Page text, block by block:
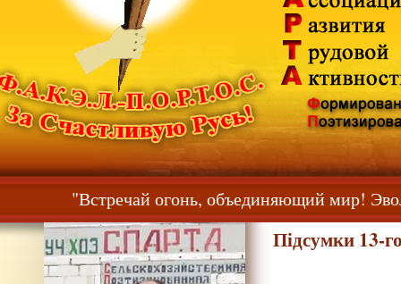
"Встречай огонь, объединяющий мир!
Підсумки 13-